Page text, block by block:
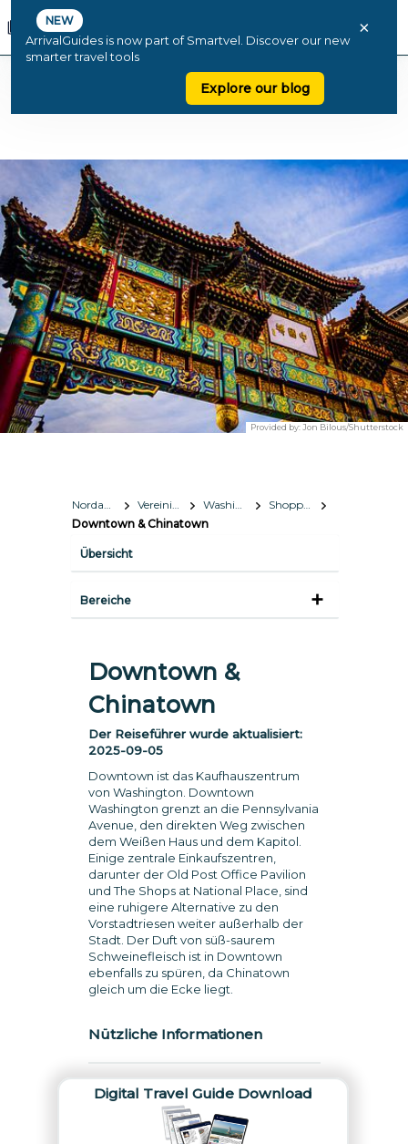
NEW
ArrivalGuides is now part of Smartvel. Discover our new
smarter travel tools
Explore our blog
×
Provided by: Jon Bilous/Shutterstock
Nordamerika Vereinigte Staaten Washington, D.C.
Shopping
Downtown & Chinatown
Übersicht
Bereiche
Downtown &
Chinatown
Der Reiseführer wurde aktualisiert:
2025-09-05
Downtown ist das Kaufhauszentrum
von Washington. Downtown
Washington grenzt an die Pennsylvania
Avenue, den direkten Weg zwischen
dem Weißen Haus und dem Kapitol.
Einige zentrale Einkaufszentren,
darunter der Old Post Office Pavilion
und The Shops at National Place, sind
eine ruhigere Alternative zu den
Vorstadtriesen weiter außerhalb der
Stadt. Der Duft von süß-saurem
Schweinefleisch ist in Downtown
ebenfalls zu spüren, da Chinatown
gleich um die Ecke liegt.
Nützliche Informationen
Digital Travel Guide Download